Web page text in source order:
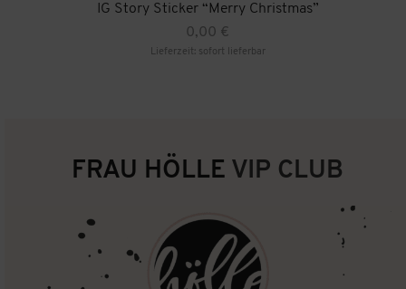
IG Story Sticker “Merry Christmas”
0,00 €
Lieferzeit: sofort lieferbar
FRAU HÖLLE VIP CLUB